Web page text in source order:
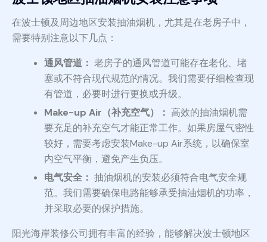
在波士顿及周边地区安装抽油烟机，尤其是在老房子中，
需要特别注意以下几点：
通风管道： 老房子的通风管道可能存在老化、堵
塞或不符合现代规范的情况。我们需要仔细检查现
有管道，必要时进行更换或升级。
Make-up Air（补充空气）： 高效的抽油烟机需
要充足的补充空气才能正常工作。如果房屋气密性
较好，需要考虑安装Make-up Air系统，以确保室
内空气平衡，避免产生负压。
电气安全： 抽油烟机的安装必须符合电气安全规
范。我们需要确保电路能够承受抽油烟机的功率，
并采取必要的保护措施。
阳光海岸装修公司拥有丰富的经验，能够解决波士顿地区